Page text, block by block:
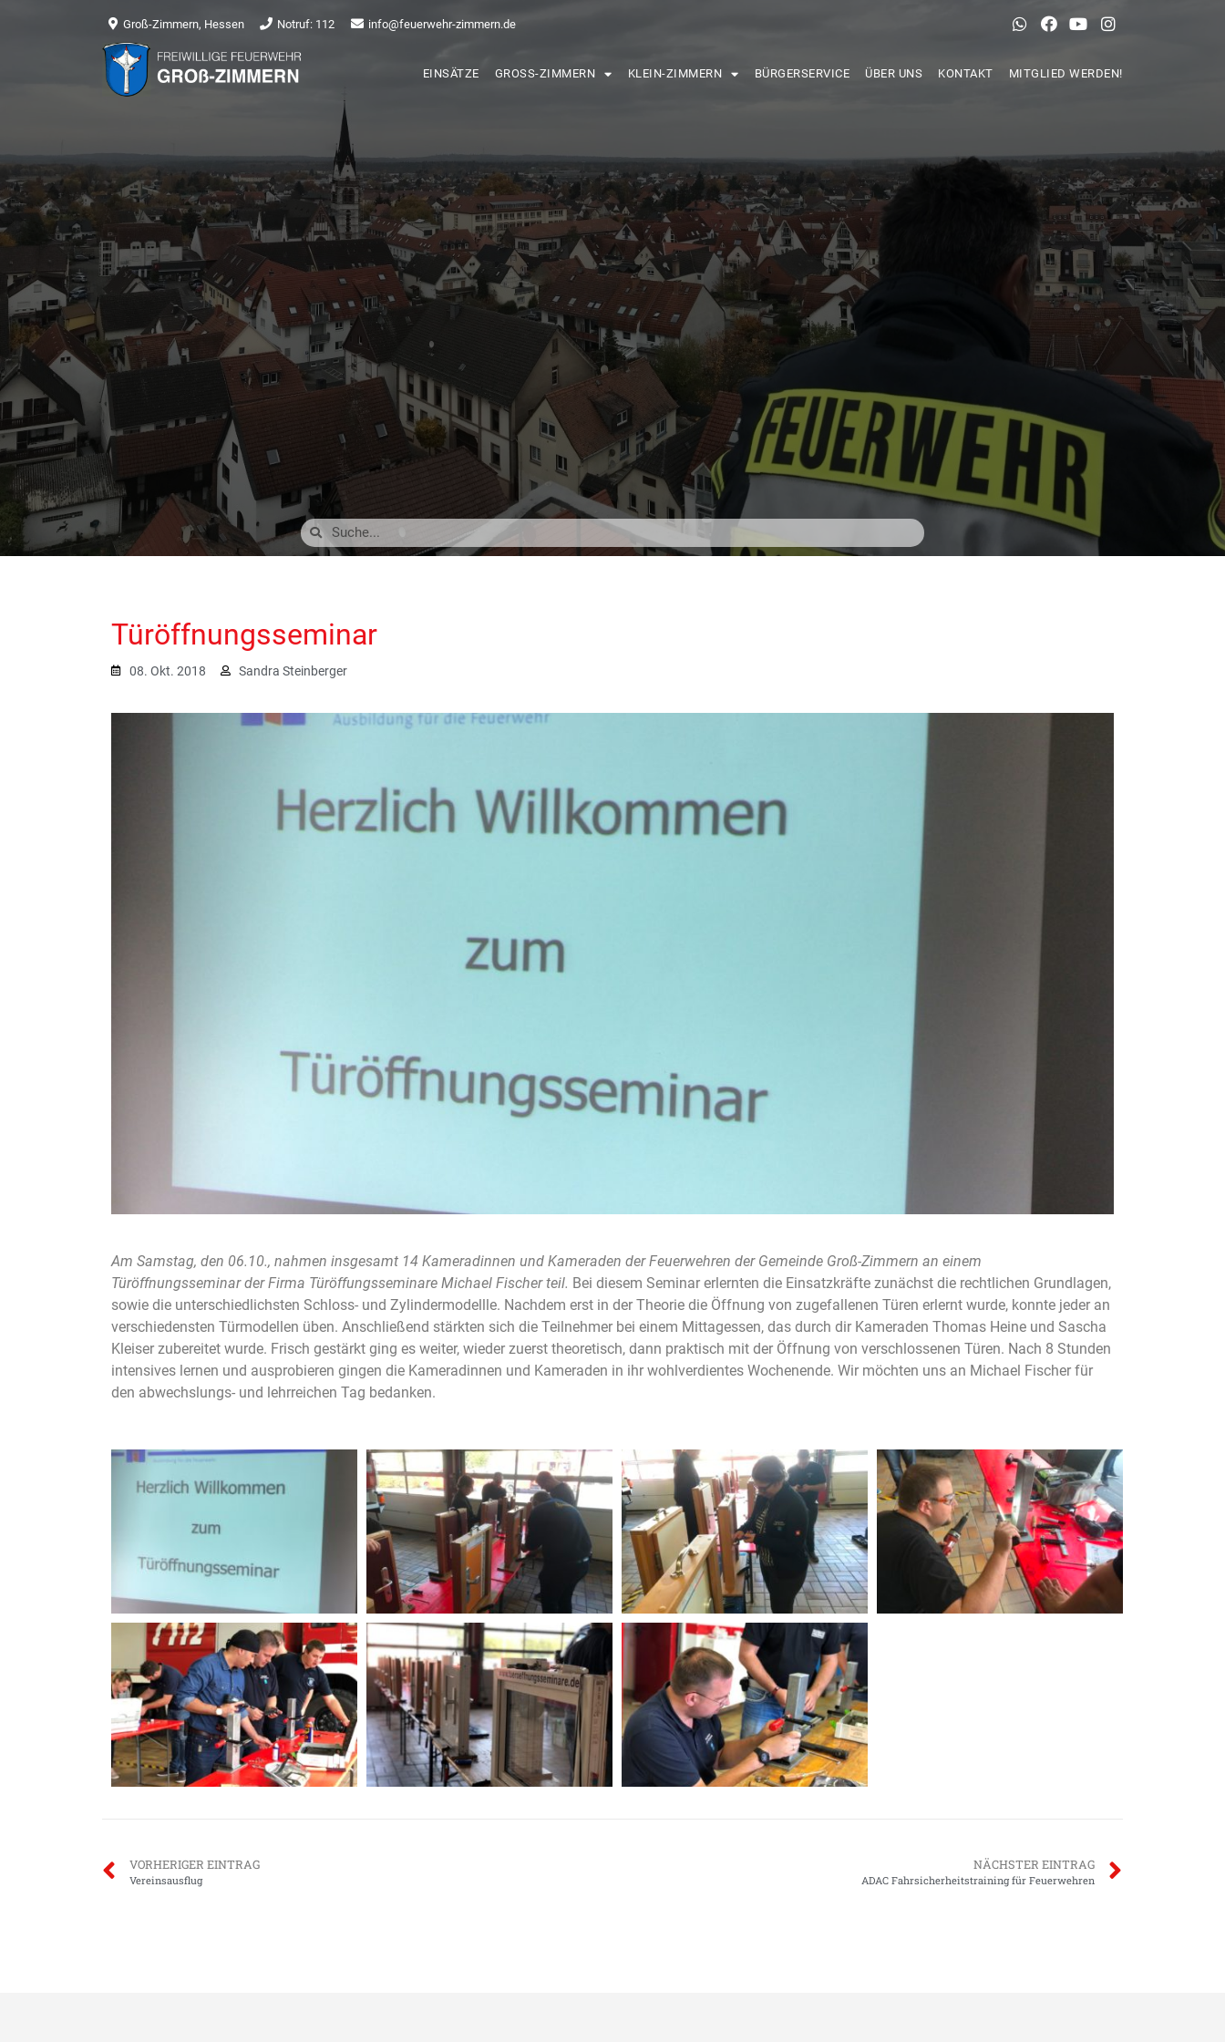
Groß-Zimmern, Hessen Notruf: 112 info@feuerwehr-zimmern.de
EINSÄTZE GROSS-ZIMMERN KLEIN-ZIMMERN BÜRGERSERVICE ÜBER UNS KONTAKT MITGLIED WERDEN!
Türöffnungsseminar
08. Okt. 2018 Sandra Steinberger
Am Samstag, den 06.10., nahmen insgesamt 14 Kameradinnen und Kameraden der Feuerwehren der Gemeinde Groß-Zimmern an einem
Türöffnungsseminar der Firma Türöffungsseminare Michael Fischer teil. Bei diesem Seminar erlernten die Einsatzkräfte zunächst die rechtlichen Grundlagen,
sowie die unterschiedlichsten Schloss- und Zylindermodellle. Nachdem erst in der Theorie die Öffnung von zugefallenen Türen erlernt wurde, konnte jeder an
verschiedensten Türmodellen üben. Anschließend stärkten sich die Teilnehmer bei einem Mittagessen, das durch dir Kameraden Thomas Heine und Sascha
Kleiser zubereitet wurde. Frisch gestärkt ging es weiter, wieder zuerst theoretisch, dann praktisch mit der Öffnung von verschlossenen Türen. Nach 8 Stunden
intensives lernen und ausprobieren gingen die Kameradinnen und Kameraden in ihr wohlverdientes Wochenende. Wir möchten uns an Michael Fischer für
den abwechslungs- und lehrreichen Tag bedanken.
VORHERIGER EINTRAG
Vereinsausflug
NÄCHSTER EINTRAG
ADAC Fahrsicherheitstraining für Feuerwehren